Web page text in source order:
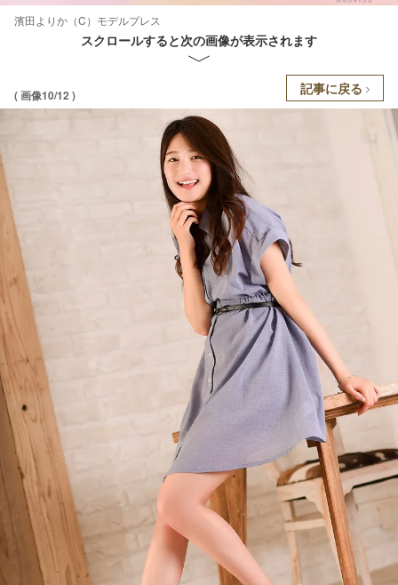
濱田よりか（C）モデルプレス
スクロールすると次の画像が表示されます
( 画像10/12 ) 記事に戻る